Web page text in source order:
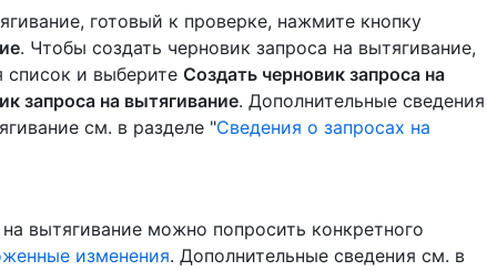
готовый к проверке, нажмите кнопку
. Чтобы создать черновик запроса на вытягивание,
и выберите Создать черновик запроса на
запроса на вытягивание. Дополнительные сведения
см. в разделе "Сведения о запросах на
вытягивание можно попросить конкретного
изменения. Дополнительные сведения см. в